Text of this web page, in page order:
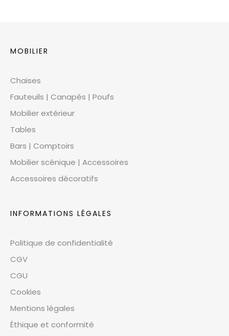
MOBILIER
Chaises
Fauteuils | Canapés | Poufs
Mobilier extérieur
Tables
Bars | Comptoirs
Mobilier scénique | Accessoires
Accessoires décoratifs
INFORMATIONS LÉGALES
Politique de confidentialité
CGV
CGU
Cookies
Mentions légales
Éthique et conformité